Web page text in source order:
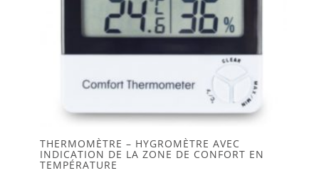
THERMOMÈTRE – HYGROMÈTRE AVEC
INDICATION DE LA ZONE DE CONFORT EN
TEMPÉRATURE